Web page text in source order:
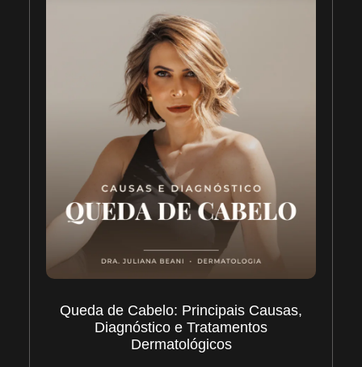
Queda de Cabelo: Principais Causas,
Diagnóstico e Tratamentos
Dermatológicos